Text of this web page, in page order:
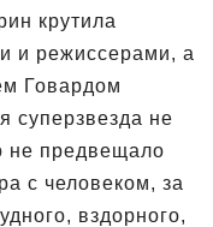
крутила
и режиссерами, а
Говардом
суперзвезда не
не предвещало
с человеком, за
вздорного,